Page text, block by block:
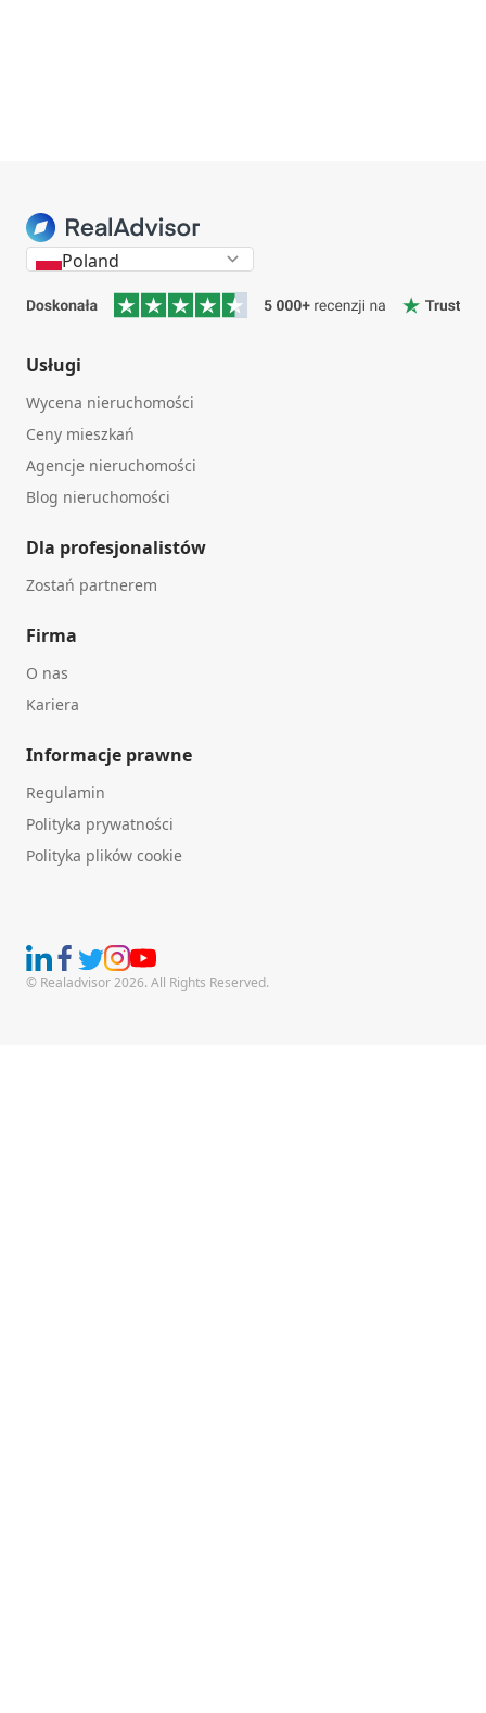
Poland
Usługi
Wycena nieruchomości
Ceny mieszkań
Agencje nieruchomości
Blog nieruchomości
Dla profesjonalistów
Zostań partnerem
Firma
O nas
Kariera
Informacje prawne
Regulamin
Polityka prywatności
Polityka plików cookie
© Realadvisor 2026. All Rights Reserved.